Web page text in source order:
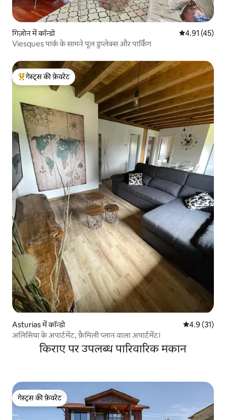
गिज़ोन में कॉन्डो औसत रेटिंग 5 में
4.91 (45)
Viesques पार्क के सामने पूल डुप्लेक्स और पार्किंग
गेस्ट्स का टॉप फ़ेवरेट
गेस्ट्स की फ़ेवरेट
Asturias में कॉन्डो औसत रेटिंग 5
4.9 (31)
अलिसिया के अपार्टमेंट, फ़ैमिली प्लान वाला अपार्टमेंट।
किराए पर उपलब्ध पारिवारिक मकान
गेस्ट्स की फ़ेवरेट
गेस्ट्स की फ़ेवरेट